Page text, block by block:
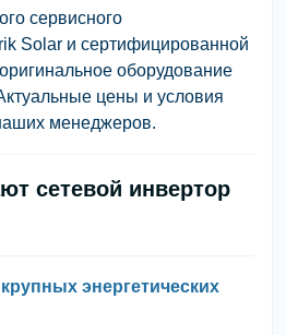
сервисного
Solar и сертифицированной
оборудование
цены и условия
менеджеров.
сетевой инвертор
энергетических